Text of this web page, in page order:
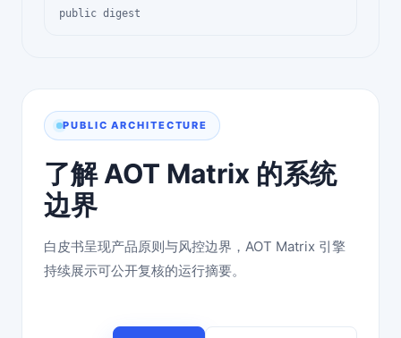
public digest
PUBLIC ARCHITECTURE
了解 AOT Matrix 的系统
边界
白皮书呈现产品原则与风控边界，AOT Matrix 引擎
持续展示可公开复核的运行摘要。